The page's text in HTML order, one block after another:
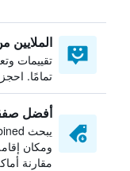
الملايين
تقييمات
تمامًا.
أفضل
ومكان
مقارنة